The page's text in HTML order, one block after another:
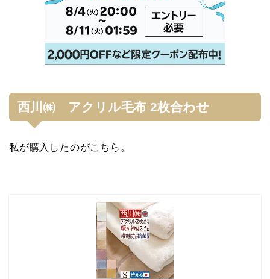
西川㈱ アクリル毛布 2枚合わせ
私が購入したのがこちら。